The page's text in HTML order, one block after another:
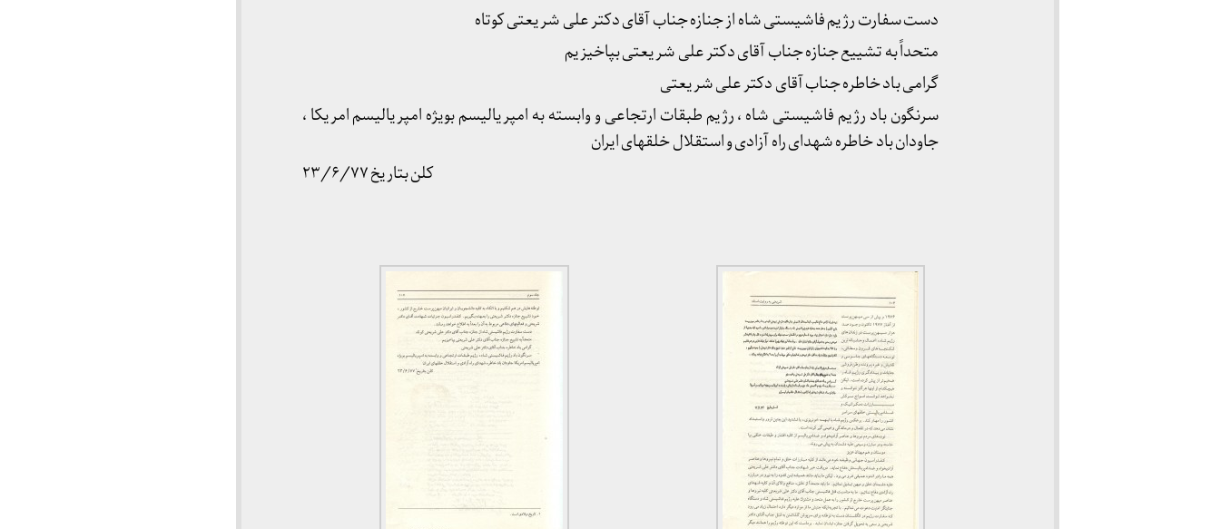
دست سفارت رژیم فاشیستی شاه از جنازه جناب آقای دکتر علی شریعتی کوتاه
متحداً به تشییع جنازه جناب آقای دکتر علی شریعتی بپاخیزیم
گرامی باد خاطره جناب آقای دکتر علی شریعتی
سرنگون باد رژیم فاشیستی شاه ، رژیم طبقات ارتجاعی و وابسته به امپریالیسم بویژه امپریالیسم امریکا ،
جاودان باد خاطره شهدای راه آزادی و استقلال خلقهای ایران
کلن بتاریخ ۲۳/۶/۷۷